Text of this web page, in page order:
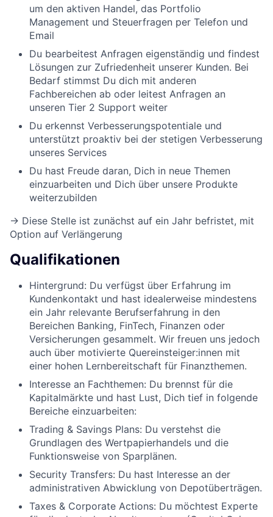
um den aktiven Handel, das Portfolio
Management und Steuerfragen per Telefon und
Email
Du bearbeitest Anfragen eigenständig und findest
Lösungen zur Zufriedenheit unserer Kunden. Bei
Bedarf stimmst Du dich mit anderen
Fachbereichen ab oder leitest Anfragen an
unseren Tier 2 Support weiter
Du erkennst Verbesserungspotentiale und
unterstützt proaktiv bei der stetigen Verbesserung
unseres Services
Du hast Freude daran, Dich in neue Themen
einzuarbeiten und Dich über unsere Produkte
weiterzubilden
→ Diese Stelle ist zunächst auf ein Jahr befristet, mit
Option auf Verlängerung
Qualifikationen
Hintergrund: Du verfügst über Erfahrung im
Kundenkontakt und hast idealerweise mindestens
ein Jahr relevante Berufserfahrung in den
Bereichen Banking, FinTech, Finanzen oder
Versicherungen gesammelt. Wir freuen uns jedoch
auch über motivierte Quereinsteiger:innen mit
einer hohen Lernbereitschaft für Finanzthemen.
Interesse an Fachthemen: Du brennst für die
Kapitalmärkte und hast Lust, Dich tief in folgende
Bereiche einzuarbeiten:
Trading & Savings Plans: Du verstehst die
Grundlagen des Wertpapierhandels und die
Funktionsweise von Sparplänen.
Security Transfers: Du hast Interesse an der
administrativen Abwicklung von Depotüberträgen.
Taxes & Corporate Actions: Du möchtest Experte